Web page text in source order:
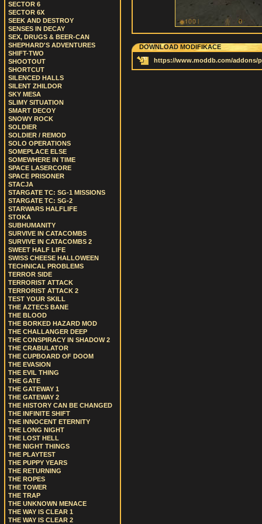
SECTOR 6
SECTOR 6X
SEEK AND DESTROY
SENSES IN DECAY
SEX, DRUGS & BEER-CAN
SHEPHARD'S ADVENTURES
SHIFT-TWO
SHOOTOUT
SHORTCUT
SILENCED HALLS
SILENT ZHILDOR
SKY MESA
SLIMY SITUATION
SMART DECOY
SNOWY ROCK
SOLDIER
SOLDIER / REMOD
SOLO OPERATIONS
SOMEPLACE ELSE
SOMEWHERE IN TIME
SPACE LASERCORE
SPACE PRISONER
STACJA
STARGATE TC: SG-1 MISSIONS
STARGATE TC: SG-2
STARWARS HALFLIFE
STOKA
SUBHUMANITY
SURVIVE IN CATACOMBS
SURVIVE IN CATACOMBS 2
SWEET HALF LIFE
SWISS CHEESE HALLOWEEN
TECHNICAL PROBLEMS
TERROR SIDE
TERRORIST ATTACK
TERRORIST ATTACK 2
TEST YOUR SKILL
THE AZTECS BANE
THE BLOOD
THE BORKED HAZARD MOD
THE CHALLANGER DEEP
THE CONSPIRACY IN SHADOW 2
THE CRABULATOR
THE CUPBOARD OF DOOM
THE EVASION
THE EVIL THING
THE GATE
THE GATEWAY 1
THE GATEWAY 2
THE HISTORY CAN BE CHANGED
THE INFINITE SHIFT
THE INNOCENT ETERNITY
THE LONG NIGHT
THE LOST HELL
THE NIGHT THINGS
THE PLAYTEST
THE PUPPY YEARS
THE RETURNING
THE ROPES
THE TOWER
THE TRAP
THE UNKNOWN MENACE
THE WAY IS CLEAR 1
THE WAY IS CLEAR 2
DOWNLOAD MODIFIKACE
https://www.moddb.com/addons/